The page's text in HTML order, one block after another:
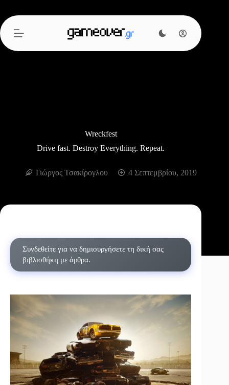
περιεχόμενο
Wreckfest
Drive fast. Destroy Everything. Repeat.
Γιώργος Τσακίρογλου 4 Σεπτεμβρίου, 2019
Συνδεθείτε για να δημιουργήσετε τη δική σας
βιβλιοθήκη με άρθρα.